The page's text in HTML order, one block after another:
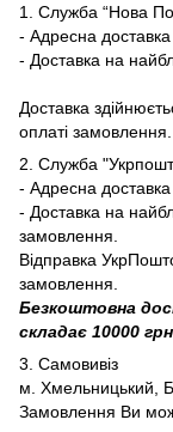
1. Служба “Нова
- Адресна
- Доставка на
Доставка
оплаті замовлення.
2. Служба
- Адресна
- Доставка на
замовлення.
Відправка
замовлення.
Безкоштовна
складає 10000
3. Самовивіз
м. Хмельницький,
Замовлення Ви